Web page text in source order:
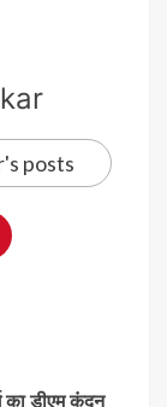
posts
का डीएम कुंदन